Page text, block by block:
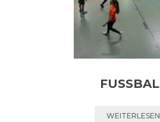
FUSSBALL
WEITERLESEN